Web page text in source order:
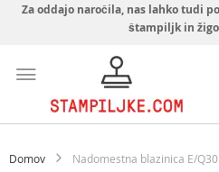
Za oddajo naročila, nas lahko tudi
štampiljk in
Domov Nadomestna blazinica E/Q30